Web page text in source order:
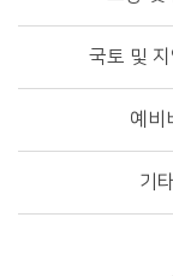
국토 및
예비
기타